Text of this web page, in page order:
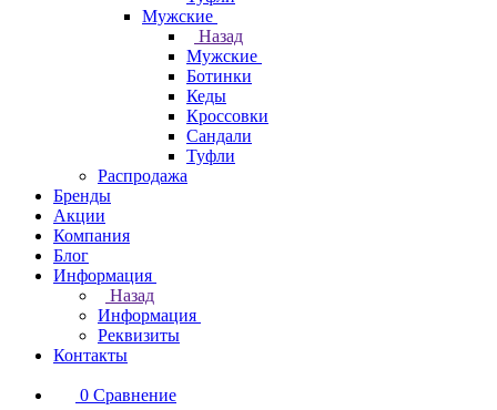
Мужские
Назад
Мужские
Ботинки
Кеды
Кроссовки
Сандали
Туфли
Распродажа
Бренды
Акции
Компания
Блог
Информация
Назад
Информация
Реквизиты
Контакты
0 Сравнение